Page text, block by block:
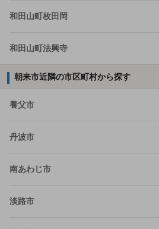
和田山町枚田岡
和田山町法興寺
朝来市近隣の市区町村から探す
養父市
丹波市
南あわじ市
淡路市